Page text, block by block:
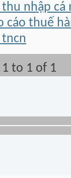
nhập cá
cáo thuế
1 to 1 of 1